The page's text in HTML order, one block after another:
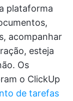
plataforma
acompanhar
esteja
Os
o ClickUp
de tarefas